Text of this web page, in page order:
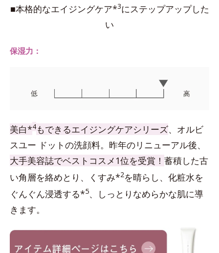
■本格的なエイジングケア*3にステップアップした
い
保湿力：
美白*4もできるエイジングケアシリーズ、オルビ
スユー ドットの洗顔料。昨年のリニューアル後、
大手美容誌でベストコスメ1位を受賞！ 蓄積した古
い角層を絡めとり、くすみ*2を晴らし、化粧水を
ぐんぐん浸透する*5、しっとりなめらかな肌に導
きます。